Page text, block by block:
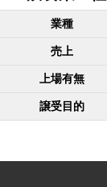
業種
売上
上場有無
譲受目的